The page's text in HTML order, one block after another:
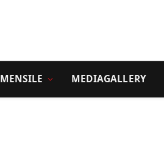
MENSILE MEDIAGALLERY